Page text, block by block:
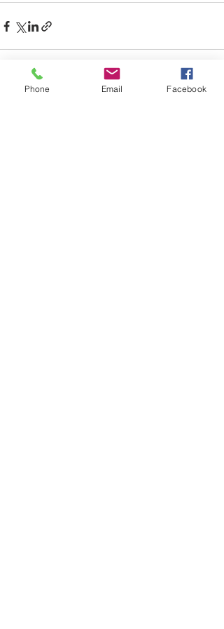
Phone Email Facebook